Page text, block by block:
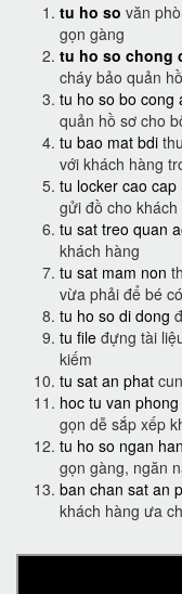
tu ho so văn
gọn gàng
tu ho so chong
cháy bảo quản
tu ho so bo cong
quản hồ sơ cho
tu bao mat bdi
với khách hàng
tu locker cao cap
gửi đồ cho khách
tu sat treo quan
khách hàng
tu sat mam non
vừa phải để bé
tu ho so di dong
tu file đựng tài
kiếm
tu sat an phat
hoc tu van
gọn dễ sắp xếp
tu ho so ngan
gọn gàng, ngăn
ban chan sat an
khách hàng ưa